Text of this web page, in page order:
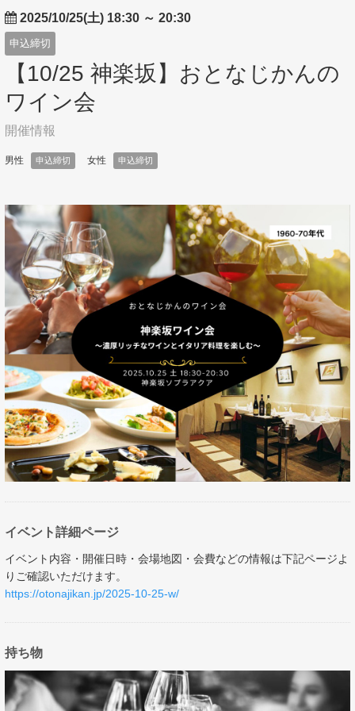
2025/10/25(土) 18:30 ～ 20:30
申込締切
【10/25 神楽坂】おとなじかんの
ワイン会
開催情報
男性 申込締切 女性 申込締切
イベント詳細ページ
イベント内容・開催日時・会場地図・会費などの情報は下記ページよ
りご確認いただけます。
https://otonajikan.jp/2025-10-25-w/
持ち物